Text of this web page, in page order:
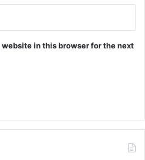
in this browser for the next